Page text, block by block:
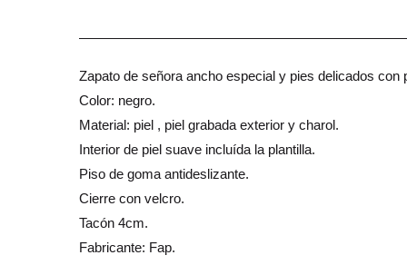
Zapato de señora ancho especial y pies delicados con
Color: negro.
Material: piel , piel grabada exterior y charol.
Interior de piel suave incluída la plantilla.
Piso de goma antideslizante.
Cierre con velcro.
Tacón 4cm.
Fabricante: Fap.